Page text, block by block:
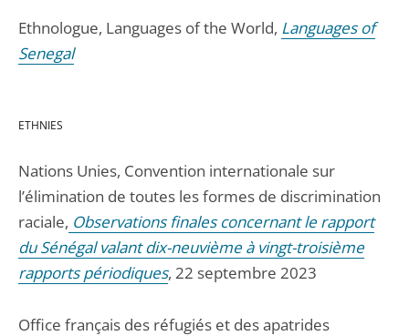
Ethnologue, Languages of the World, Languages of
Senegal
ETHNIES
Nations Unies, Convention internationale sur
l’élimination de toutes les formes de discrimination
raciale, Observations finales concernant le rapport
du Sénégal valant dix-neuvième à vingt-troisième
rapports périodiques, 22 septembre 2023
Office français des réfugiés et des apatrides